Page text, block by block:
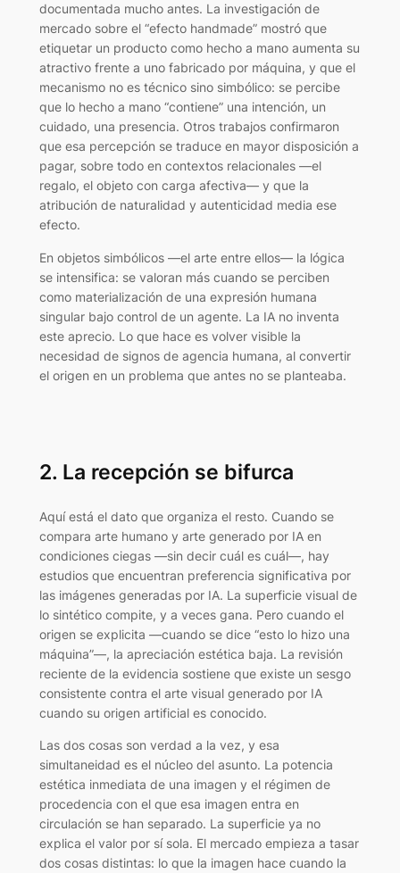
documentada mucho antes. La investigación de
mercado sobre el “efecto handmade” mostró que
etiquetar un producto como hecho a mano aumenta su
atractivo frente a uno fabricado por máquina, y que el
mecanismo no es técnico sino simbólico: se percibe
que lo hecho a mano “contiene” una intención, un
cuidado, una presencia. Otros trabajos confirmaron
que esa percepción se traduce en mayor disposición a
pagar, sobre todo en contextos relacionales —el
regalo, el objeto con carga afectiva— y que la
atribución de naturalidad y autenticidad media ese
efecto.
En objetos simbólicos —el arte entre ellos— la lógica
se intensifica: se valoran más cuando se perciben
como materialización de una expresión humana
singular bajo control de un agente. La IA no inventa
este aprecio. Lo que hace es volver visible la
necesidad de signos de agencia humana, al convertir
el origen en un problema que antes no se planteaba.
2. La recepción se bifurca
Aquí está el dato que organiza el resto. Cuando se
compara arte humano y arte generado por IA en
condiciones ciegas —sin decir cuál es cuál—, hay
estudios que encuentran preferencia significativa por
las imágenes generadas por IA. La superficie visual de
lo sintético compite, y a veces gana. Pero cuando el
origen se explicita —cuando se dice “esto lo hizo una
máquina”—, la apreciación estética baja. La revisión
reciente de la evidencia sostiene que existe un sesgo
consistente contra el arte visual generado por IA
cuando su origen artificial es conocido.
Las dos cosas son verdad a la vez, y esa
simultaneidad es el núcleo del asunto. La potencia
estética inmediata de una imagen y el régimen de
procedencia con el que esa imagen entra en
circulación se han separado. La superficie ya no
explica el valor por sí sola. El mercado empieza a tasar
dos cosas distintas: lo que la imagen hace cuando la